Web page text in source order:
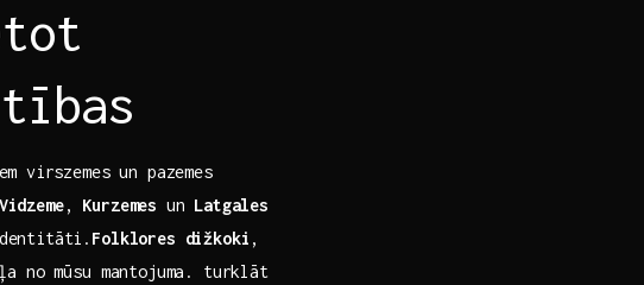
un pazemes
Vidzeme, Kurzemes ⁤un Latgales
Folklores ‍dižkoki ,⁤
no ​mūsu mantojuma. turklāt